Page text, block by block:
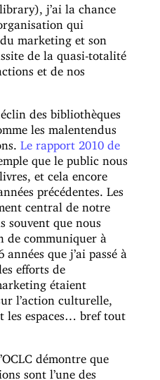
j’ai la chance
qui
marketing et son
de la quasi-totalité
et de nos
des bibliothèques
les malentendus
Le rapport 2010 de
que le public nous
et cela encore
précédentes. Les
central de notre
souvent que nous
de communiquer à
que j’ai passé à
efforts de
étaient
l’action culturelle,
les espaces… bref tout
démontre que
sont l’une des